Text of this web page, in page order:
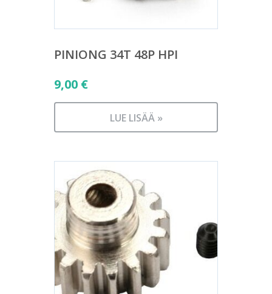
PINIONG 34T 48P HPI
9,00 €
LUE LISÄÄ »